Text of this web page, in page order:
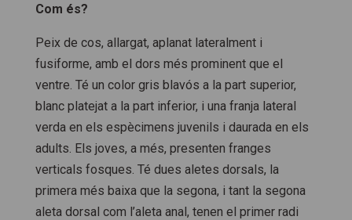
Com és?
Peix de cos, allargat, aplanat lateralment i
fusiforme, amb el dors més prominent que el
ventre. Té un color gris blavós a la part superior,
blanc platejat a la part inferior, i una franja lateral
verda en els espècimens juvenils i daurada en els
adults. Els joves, a més, presenten franges
verticals fosques. Té dues aletes dorsals, la
primera més baixa que la segona, i tant la segona
aleta dorsal com l’aleta anal, tenen el primer radi